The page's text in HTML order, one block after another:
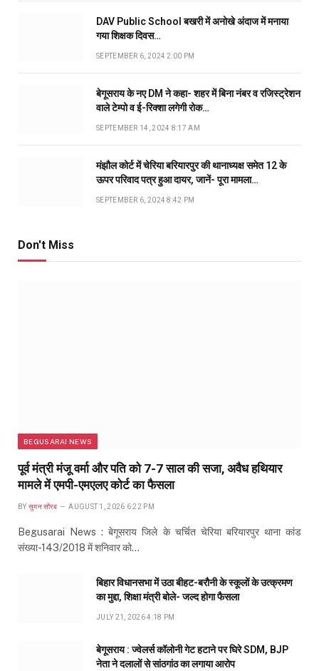
DAV Public School बखरी में अनोखे अंदाज में मनाया
गया शिक्षक दिवस…
SEPTEMBER 6, 2024 2:00 PM
बेगूसराय के नए DM ने कहा- शहर में बिना नंबर व रजिस्ट्रेशन
वाले टेम्पो व ई-रिक्शा लगेगी रोक…
SEPTEMBER 14, 2024 8:17 AM
मंझौल कोर्ट में चेरिया बरियारपुर की थानाध्यक्ष समेत 12 के
ऊपर परिवाद पत्र हुआ दायर, जानें- पूरा मामला…
SEPTEMBER 6, 2024 8:42 PM
Don't Miss
BEGUSARAI NEWS
पूर्व मंत्री मंजू वर्मा और पति को 7-7 साल की सजा, अवैध हथियार
मामले में एमपी-एमएलए कोर्ट का फैसला
BY सुमन सौरब AUGUST 1, 2026 6:22 PM
Begusarai News : बेगूसराय जिले के चर्चित चेरिया बरियारपुर थाना कांड
संख्या-143/2018 में शनिवार को…
बिहार विधानसभा में उठा बीहट-बरौनी के स्कूलों के उत्क्रमण
का मुद्दा, शिक्षा मंत्री बोले- जल्द होगा फैसला
JULY 21, 2026 4:18 PM
बेगूसराय : ज्वेलर्स कॉलोनी गेट हटाने पर घिरे SDM, BJP
नेता ने दलालों से सांठगांठ का लगाया आरोप